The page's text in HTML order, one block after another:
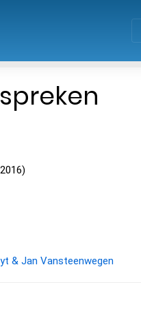
& Jan Vansteenwegen